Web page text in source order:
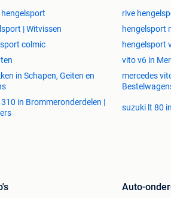
rive
| Witvissen hengelsport
colmic hengelsport
vito v6 in
in Schapen, Geiten en
mercedes
in Brommeronderdelen |
suzuki lt 80
Auto-